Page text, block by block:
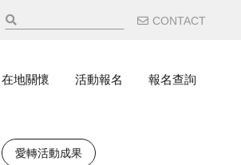
輔助選
CONTACT
在地關懷 活動報名 報名查詢
愛轉活動成果